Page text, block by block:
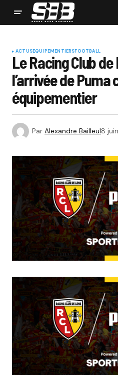
ACTUSEQUIPEMENTIERSFOOTBALL
Le Racing Club
l’arrivée de
équipementier
Par Alexandre Bailleul8